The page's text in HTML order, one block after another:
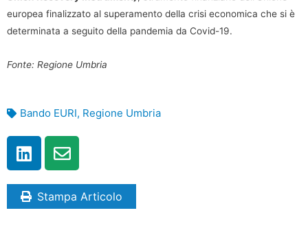
europea finalizzato al superamento della crisi economica che si è
determinata a seguito della pandemia da Covid-19.
Fonte: Regione Umbria
Bando EURI, Regione Umbria
Stampa Articolo